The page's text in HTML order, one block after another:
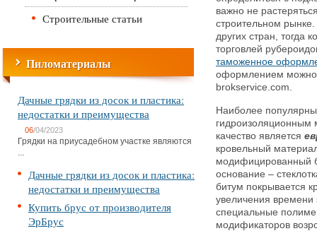
Строительные статьи
Пиломатериалы
Дачные грядки из досок и пластика:
недостатки и преимущества
06/04/2023
Грядки на приусадебном участке являются
...
Дачные грядки из досок и пластика:
недостатки и преимущества
Купить брус от производителя
ЭрБрус
важно не
строительном
других стран, тогда
торговлей
таможенное
оформлением можно
brokservice.com.
Наиболее
гидроизоляционным
качество является
кровельный
модифицированный
основание –
битум покрывается
увеличения времени
специальные
модификаторов